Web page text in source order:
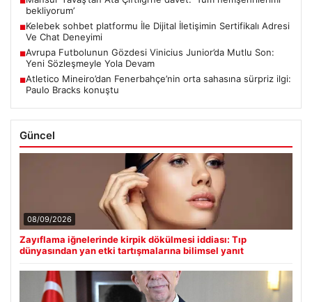
bekliyorum’
■Kelebek sohbet platformu İle Dijital İletişimin Sertifikalı Adresi
Ve Chat Deneyimi
■Avrupa Futbolunun Gözdesi Vinicius Junior’da Mutlu Son:
Yeni Sözleşmeyle Yola Devam
■Atletico Mineiro’dan Fenerbahçe’nin orta sahasına sürpriz ilgi:
Paulo Bracks konuştu
Güncel
08/09/2026
Zayıflama iğnelerinde kirpik dökülmesi iddiası: Tıp
dünyasından yan etki tartışmalarına bilimsel yanıt